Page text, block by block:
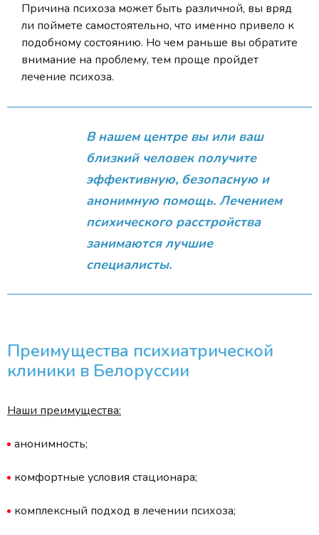
Причина психоза может быть различной, вы вряд
ли поймете самостоятельно, что именно привело к
подобному состоянию. Но чем раньше вы обратите
внимание на проблему, тем проще пройдет
лечение психоза.
В нашем центре вы или ваш
близкий человек получите
эффективную, безопасную и
анонимную помощь. Лечением
психического расстройства
занимаются лучшие
специалисты.
Преимущества психиатрической
клиники в Белоруссии
Наши преимущества:
анонимность;
комфортные условия стационара;
комплексный подход в лечении психоза;